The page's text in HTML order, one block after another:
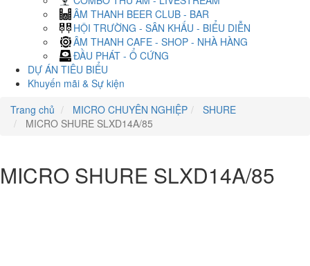
ÂM THANH BEER CLUB - BAR
HỘI TRƯỜNG - SÂN KHẤU - BIỂU DIỄN
ÂM THANH CAFE - SHOP - NHÀ HÀNG
ĐẦU PHÁT - Ổ CỨNG
DỰ ÁN TIÊU BIỂU
Khuyến mãi & Sự kiện
Trang chủ
MICRO CHUYÊN NGHIỆP
SHURE
MICRO SHURE SLXD14A/85
MICRO SHURE SLXD14A/85